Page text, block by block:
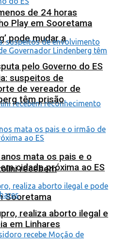
pode mudar a
pelo Governo do ES
recebem
Sooretama
de 24 horas
Play em Sooretama
suspeitos de
de vereador de
têm prisão
mata os pais e o
cidade próxima ao ES
realiza aborto ilegal e
em Linhares